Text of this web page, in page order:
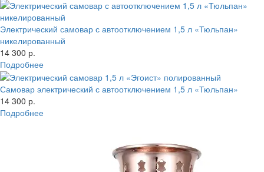
Электрический самовар с автоотключением 1,5 л «Тюльпан»
никелированный
14 300 р.
Подробнее
Самовар электрический с автоотключением 1,5 л «Тюльпан»
14 300 р.
Подробнее